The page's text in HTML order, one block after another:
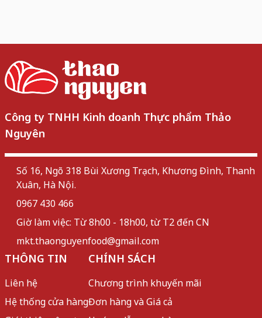
Công ty TNHH Kinh doanh Thực phẩm Thảo
Nguyên
Số 16, Ngõ 318 Bùi Xương Trạch, Khương Đình, Thanh
Xuân, Hà Nội.
0967 430 466
Giờ làm việc: Từ 8h00 - 18h00, từ T2 đến CN
mkt.thaonguyenfood@gmail.com
THÔNG TIN
Liên hệ
Hệ thống cửa hàng
CHÍNH SÁCH
Chương trình khuyến mãi
Đơn hàng và Giá cả